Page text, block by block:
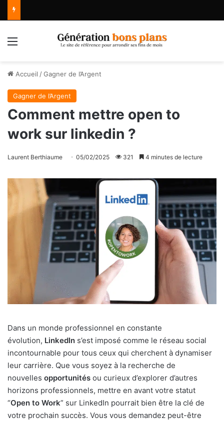
Menu
Accueil /Gagner de l’Argent
Gagner de l’Argent
Comment mettre open to
work sur linkedin ?
Laurent Berthiaume 05/02/2025 321 4 minutes de lecture
Dans un monde professionnel en constante
évolution, LinkedIn s’est imposé comme le réseau social
incontournable pour tous ceux qui cherchent à dynamiser
leur carrière. Que vous soyez à la recherche de
nouvelles opportunités ou curieux d’explorer d’autres
horizons professionnels, mettre en avant votre statut
“Open to Work” sur LinkedIn pourrait bien être la clé de
votre prochain succès. Vous vous demandez peut-être